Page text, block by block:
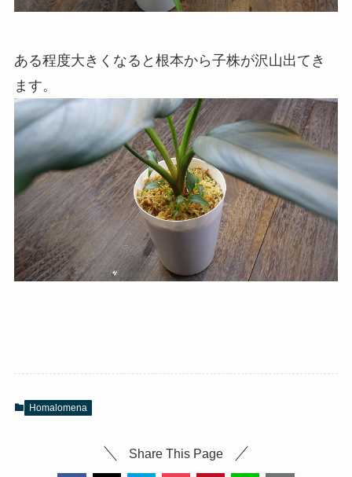
ある程度大きくなると根本から子株が沢山出てき
ます。
Homalomena
Share This Page